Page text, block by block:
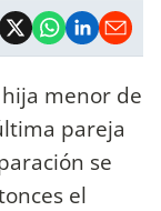
menor de
pareja
se
el